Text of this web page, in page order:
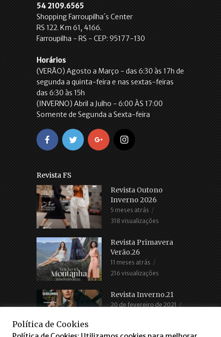
54 2109.6565
Shopping Farroupilha´s Center
RS 122. Km 61, 4166.
Farroupilha - RS - CEP: 95177-130
Horários
(VERÃO) Agosto a Março - das 6:30 às 17h de
segunda a quinta-feira e nas sextas-feiras
das 6:30 às 15h
(INVERNO) Abril a Julho - 6:00 ÀS 17:00
Somente de Segunda a Sexta-feira
Revista FS
Revista Outono
Inverno 2026
5 meses atrás
318 visualizações
Revista Primavera
Verão.26
11 meses atrás
216 visualizações
Revista Inverno.21
20 de fevereiro de 2021
Política de Cookies